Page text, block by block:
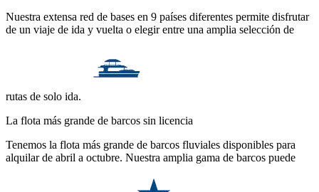
Nuestra extensa red de bases en 9 países diferentes permite disfrutar
de un viaje de ida y vuelta o elegir entre una amplia selección de
rutas de solo ida.
La flota más grande de barcos sin licencia
Tenemos la flota más grande de barcos fluviales disponibles para
alquilar de abril a octubre. Nuestra amplia gama de barcos puede